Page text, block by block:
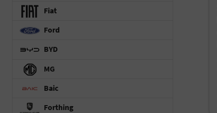
Fiat
Ford
BYD
MG
Baic
Forthing